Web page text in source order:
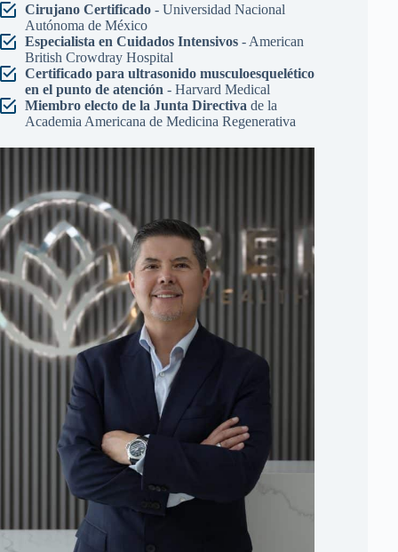
Cirujano Certificado- Universidad Nacional
Autónoma de México
Especialista en Cuidados Intensivos- American
British Crowdray Hospital
Certificado para ultrasonido musculoesquelético
en el punto de atención - Harvard Medical
Miembro electo de la Junta Directiva de la
Academia Americana de Medicina Regenerativa